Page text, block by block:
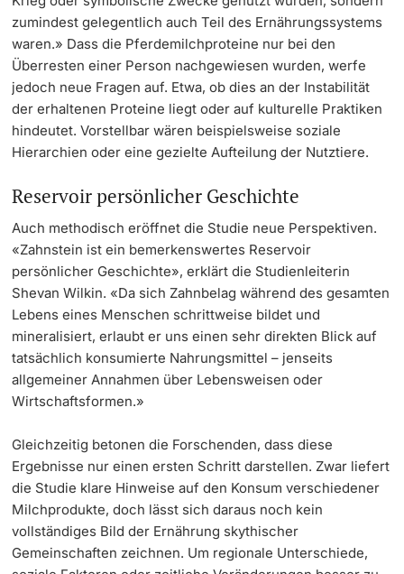
zumindest gelegentlich auch Teil des Ernährungssystems
waren.» Dass die Pferdemilchproteine nur bei den
Überresten einer Person nachgewiesen wurden, werfe
jedoch neue Fragen auf. Etwa, ob dies an der Instabilität
der erhaltenen Proteine liegt oder auf kulturelle Praktiken
hindeutet. Vorstellbar wären beispielsweise soziale
Hierarchien oder eine gezielte Aufteilung der Nutztiere.
Reservoir persönlicher Geschichte
Auch methodisch eröffnet die Studie neue Perspektiven.
«Zahnstein ist ein bemerkenswertes Reservoir
persönlicher Geschichte», erklärt die Studienleiterin
Shevan Wilkin. «Da sich Zahnbelag während des gesamten
Lebens eines Menschen schrittweise bildet und
mineralisiert, erlaubt er uns einen sehr direkten Blick auf
tatsächlich konsumierte Nahrungsmittel – jenseits
allgemeiner Annahmen über Lebensweisen oder
Wirtschaftsformen.»
Gleichzeitig betonen die Forschenden, dass diese
Ergebnisse nur einen ersten Schritt darstellen. Zwar liefert
die Studie klare Hinweise auf den Konsum verschiedener
Milchprodukte, doch lässt sich daraus noch kein
vollständiges Bild der Ernährung skythischer
Gemeinschaften zeichnen. Um regionale Unterschiede,